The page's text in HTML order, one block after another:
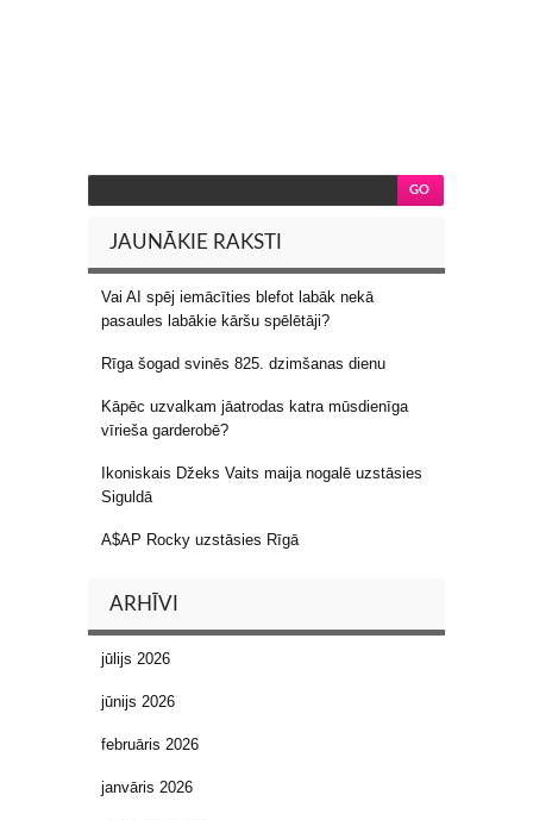
JAUNĀKIE RAKSTI
Vai AI spēj iemācīties blefot labāk nekā
pasaules labākie kāršu spēlētāji?
Rīga šogad svinēs 825. dzimšanas dienu
Kāpēc uzvalkam jāatrodas katra mūsdienīga
vīrieša garderobē?
Ikoniskais Džeks Vaits maija nogalē uzstāsies
Siguldā
A$AP Rocky uzstāsies Rīgā
ARHĪVI
jūlijs 2026
jūnijs 2026
februāris 2026
janvāris 2026